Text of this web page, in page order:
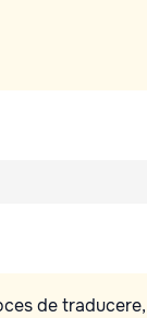
de